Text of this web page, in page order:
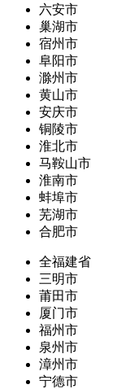
六安市
巢湖市
宿州市
阜阳市
滁州市
黄山市
安庆市
铜陵市
淮北市
马鞍山市
淮南市
蚌埠市
芜湖市
合肥市
全福建省
三明市
莆田市
厦门市
福州市
泉州市
漳州市
宁德市